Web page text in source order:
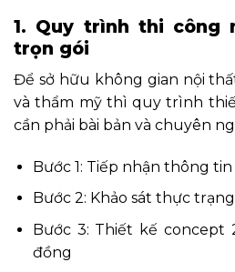
1. Quy trình thi công
trọn gói
Để sở hữu không gian nội
và thẩm mỹ thì quy trình
cần phải bài bản và chuyên
Bước 1: Tiếp nhận thông
Bước 2: Khảo sát thực
Bước 3: Thiết kế concept
đồng